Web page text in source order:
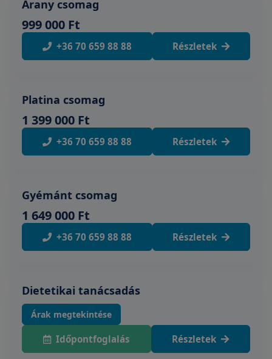
Arany csomag
999 000 Ft
+36 70 659 88 88 Részletek
Platina csomag
1 399 000 Ft
+36 70 659 88 88 Részletek
Gyémánt csomag
1 649 000 Ft
+36 70 659 88 88 Részletek
Dietetikai tanácsadás
Árak megtekintése
Időpontfoglalás Részletek